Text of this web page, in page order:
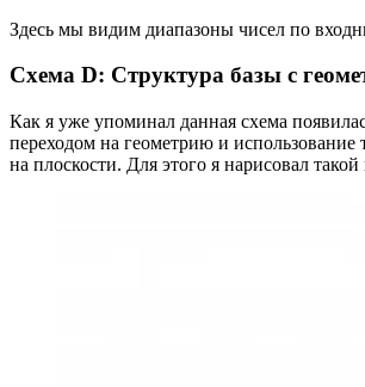
Здесь мы видим диапазоны чисел по
Схема D: Структура базы с
Как я уже упоминал данная схема
переходом на геометрию и
на плоскости. Для этого я нарисовал такой